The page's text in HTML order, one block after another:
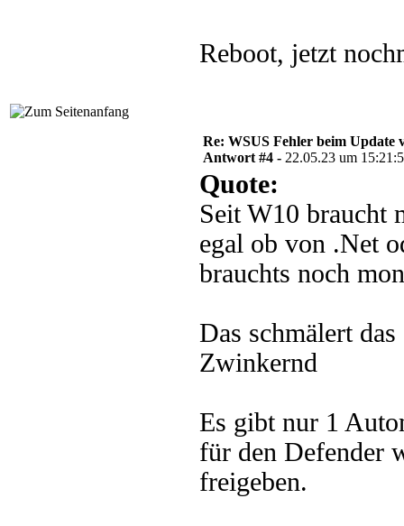
Reboot, jetzt
Re: WSUS Fehler beim Update
Antwort #4 - 22.05.23 um
Quote:
Seit W10 braucht
egal ob von .Net
brauchts noch
Das schmälert
Zwinkernd
Es gibt nur 1
für den Defender
freigeben.